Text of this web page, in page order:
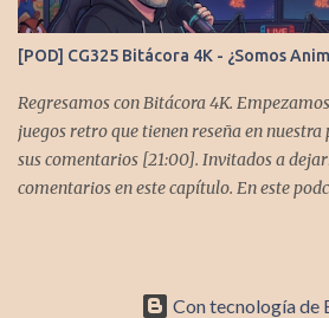
plataforma nos puedes agregarcn el
https://anchor.fm/s/10d1f3318/podcast/rss
[POD] CG325 Bitácora 4K - ¿Somos
Regresamos con Bitácora 4K.
juegos retro que tienen reseña en
sus comentarios [21:00]. Invitados a
comentarios en este capítulo. En este
ustedes. Muchas gracias a todos los que
Con tecnología de